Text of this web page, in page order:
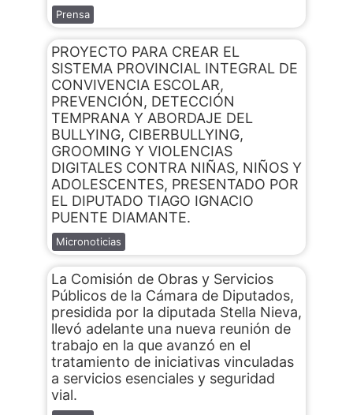
Prensa
PROYECTO PARA CREAR EL
SISTEMA PROVINCIAL INTEGRAL DE
CONVIVENCIA ESCOLAR,
PREVENCIÓN, DETECCIÓN
TEMPRANA Y ABORDAJE DEL
BULLYING, CIBERBULLYING,
GROOMING Y VIOLENCIAS
DIGITALES CONTRA NIÑAS, NIÑOS Y
ADOLESCENTES, PRESENTADO POR
EL DIPUTADO TIAGO IGNACIO
PUENTE DIAMANTE.
Micronoticias
La Comisión de Obras y Servicios
Públicos de la Cámara de Diputados,
presidida por la diputada Stella Nieva,
llevó adelante una nueva reunión de
trabajo en la que avanzó en el
tratamiento de iniciativas vinculadas
a servicios esenciales y seguridad
vial.